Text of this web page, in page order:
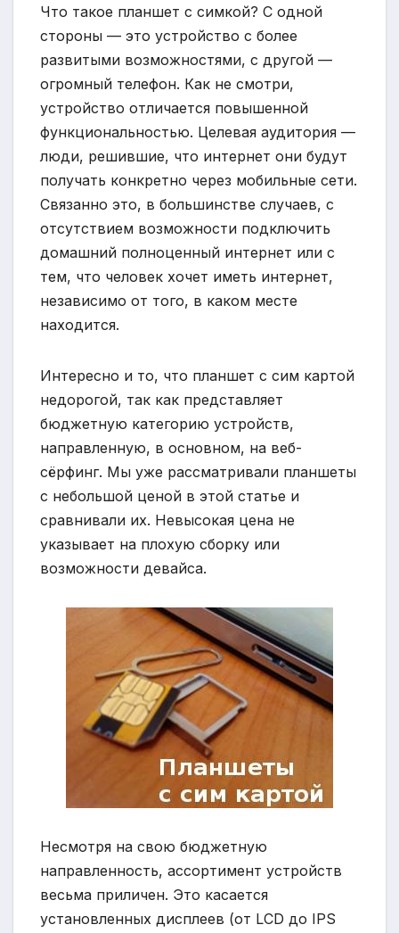
Что такое планшет с симкой? С одной
стороны — это устройство с более
развитыми возможностями, с другой —
огромный телефон. Как не смотри,
устройство отличается повышенной
функциональностью. Целевая аудитория —
люди, решившие, что интернет они будут
получать конкретно через мобильные сети.
Связанно это, в большинстве случаев, с
отсутствием возможности подключить
домашний полноценный интернет или с
тем, что человек хочет иметь интернет,
независимо от того, в каком месте
находится.
Интересно и то, что планшет с сим картой
недорогой, так как представляет
бюджетную категорию устройств,
направленную, в основном, на веб-
сёрфинг. Мы уже рассматривали планшеты
с небольшой ценой в этой статье и
сравнивали их. Невысокая цена не
указывает на плохую сборку или
возможности девайса.
Несмотря на свою бюджетную
направленность, ассортимент устройств
весьма приличен. Это касается
установленных дисплеев (от LCD до IPS